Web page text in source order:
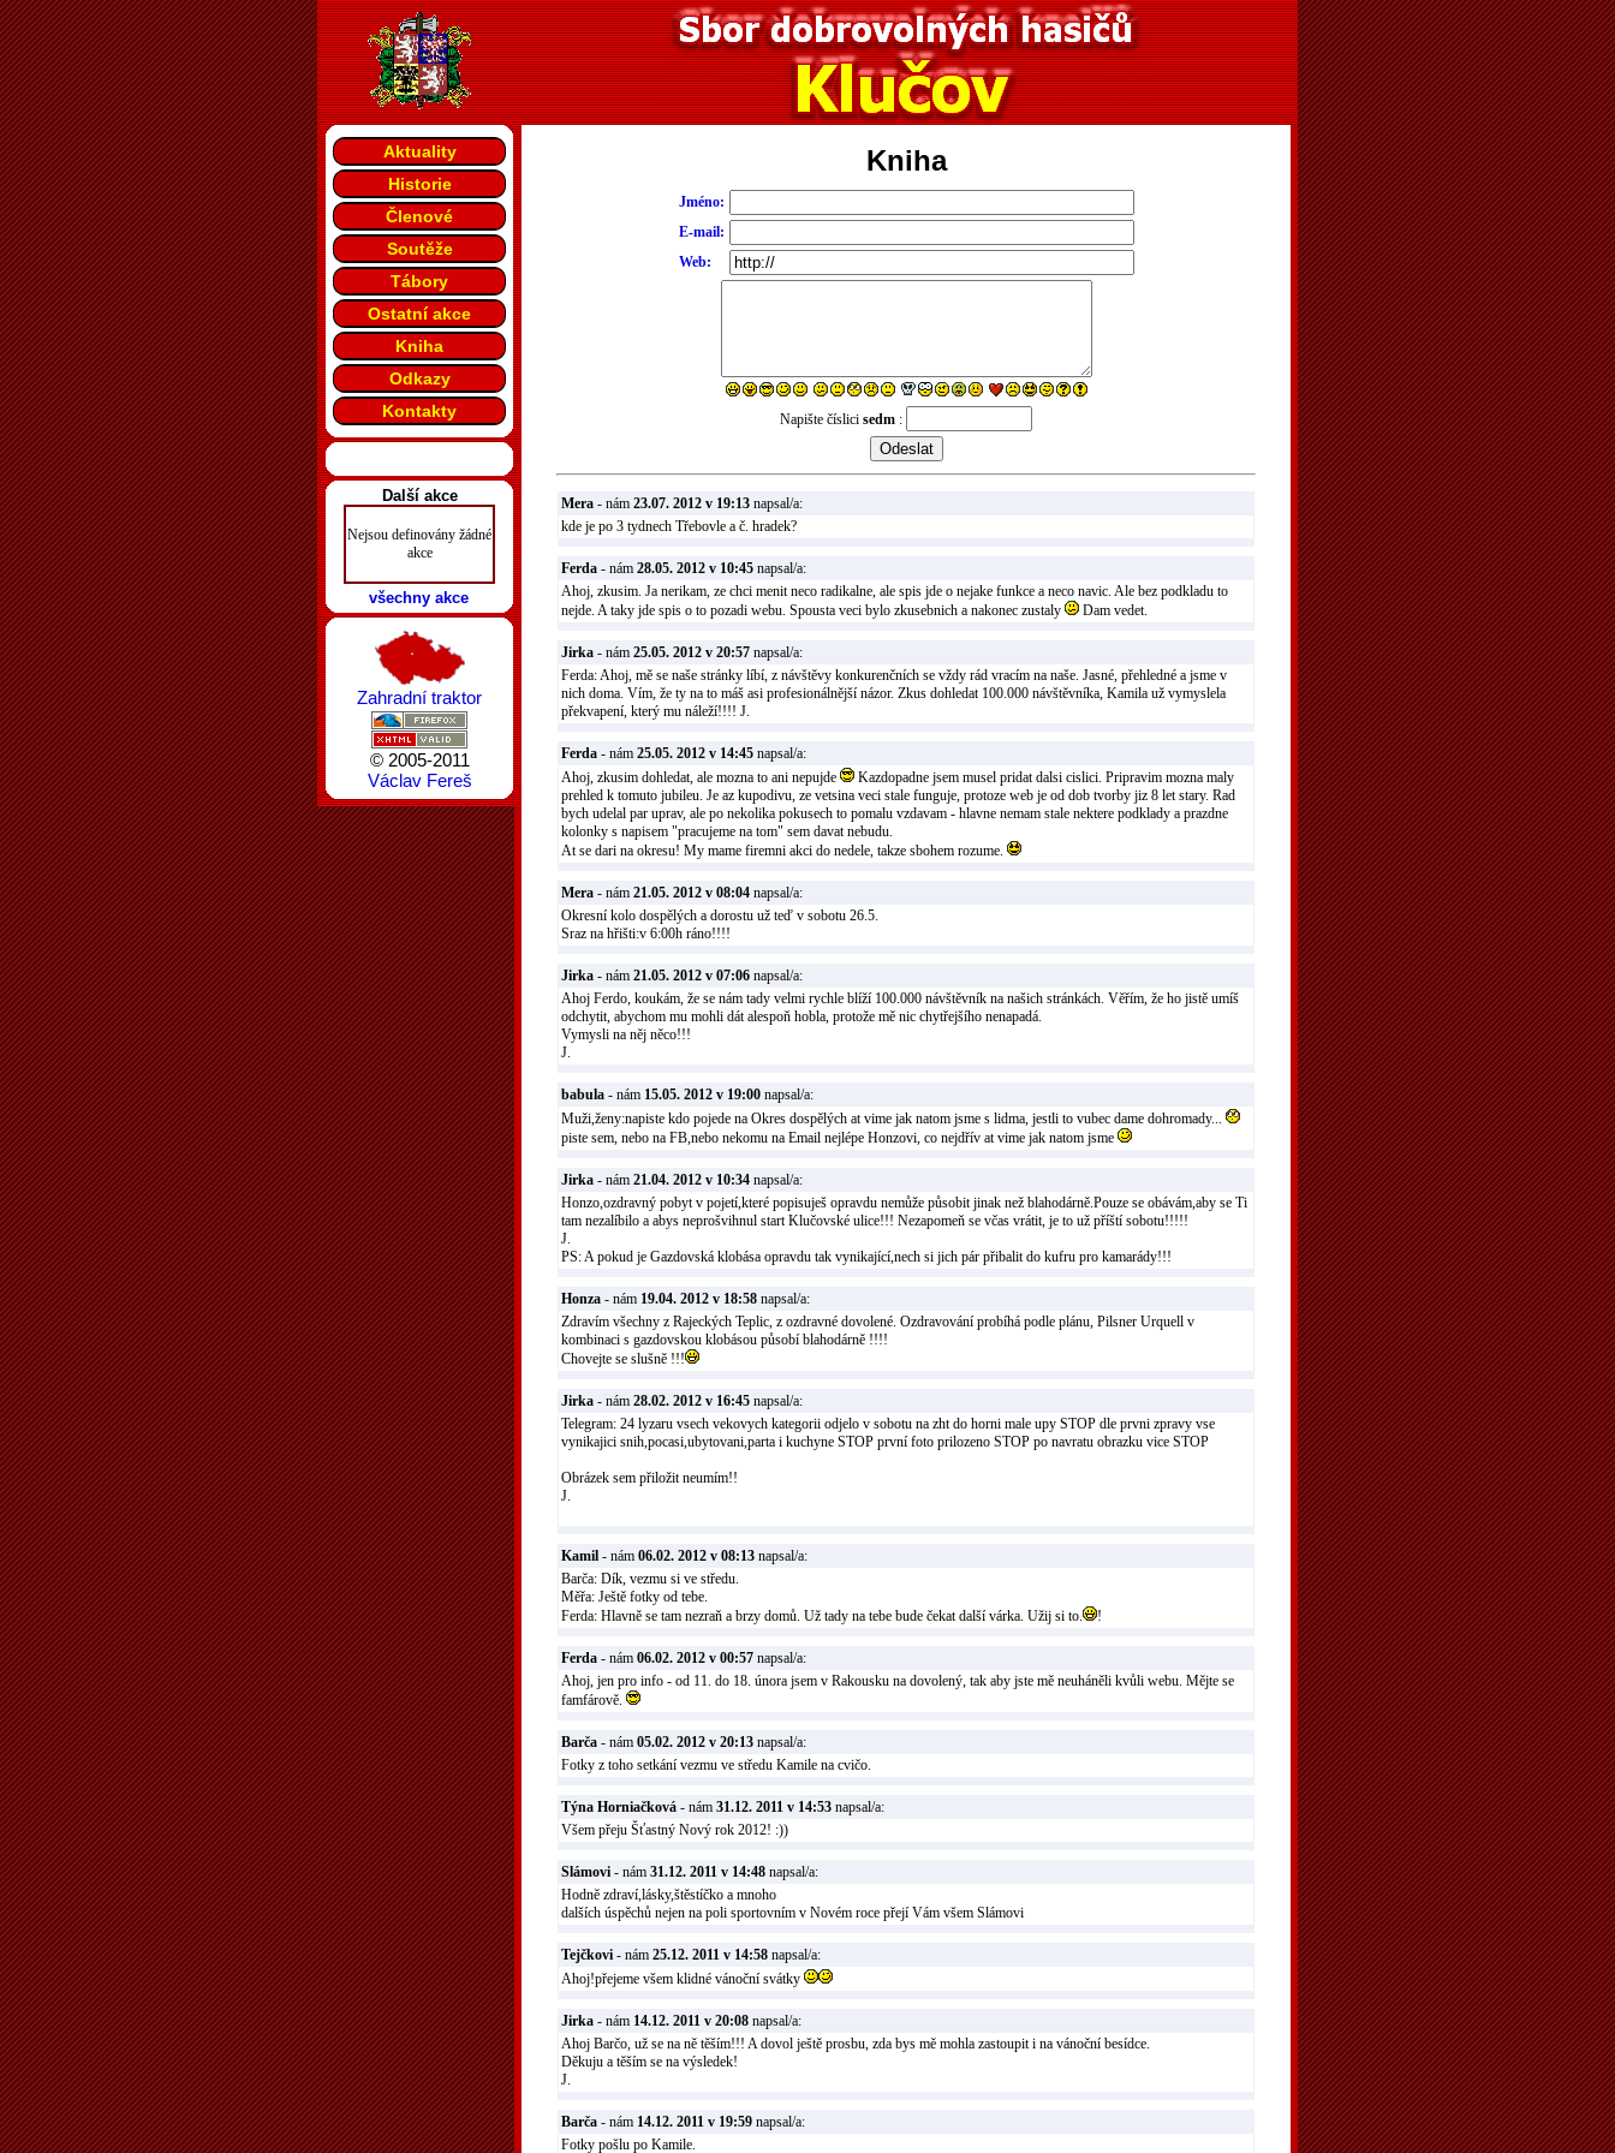
Kniha
Jméno:
E-mail:
Web:
Napište číslici sedm :
Mera - nám 23.07. 2012 v 19:13 napsal/a:
kde je po 3 tydnech Třebovle a č. hradek?
Ferda - nám 28.05. 2012 v 10:45 napsal/a:
Ahoj, zkusim. Ja nerikam, ze chci menit neco radikalne, ale spis jde o nejake funkce a neco navic. Ale bez podkladu to
nejde. A taky jde spis o to pozadi webu. Spousta veci bylo zkusebnich a nakonec zustaly
Dam vedet.
Jirka - nám 25.05. 2012 v 20:57 napsal/a:
Ferda: Ahoj, mě se naše stránky líbí, z návštěvy konkurenčních se vždy rád vracím na naše. Jasné, přehledné a jsme v
nich doma. Vím, že ty na to máš asi profesionálnější názor. Zkus dohledat 100.000 návštěvníka, Kamila už vymyslela
překvapení, který mu náleží!!!! J.
Ferda - nám 25.05. 2012 v 14:45 napsal/a:
Ahoj, zkusim dohledat, ale mozna to ani nepujde
Kazdopadne jsem musel pridat dalsi cislici. Pripravim mozna maly
prehled k tomuto jubileu. Je az kupodivu, ze vetsina veci stale funguje, protoze web je od dob tvorby jiz 8 let stary. Rad
bych udelal par uprav, ale po nekolika pokusech to pomalu vzdavam - hlavne nemam stale nektere podklady a prazdne
kolonky s napisem "pracujeme na tom" sem davat nebudu.
At se dari na okresu! My mame firemni akci do nedele, takze sbohem rozume.
Mera - nám 21.05. 2012 v 08:04 napsal/a:
Okresní kolo dospělých a dorostu už teď v sobotu 26.5.
Sraz na hřišti:v 6:00h ráno!!!!
Jirka - nám 21.05. 2012 v 07:06 napsal/a:
Ahoj Ferdo, koukám, že se nám tady velmi rychle blíží 100.000 návštěvník na našich stránkách. Věřím, že ho jistě umíš
odchytit, abychom mu mohli dát alespoň hobla, protože mě nic chytřejšího nenapadá.
Vymysli na něj něco!!!
J.
babula - nám 15.05. 2012 v 19:00 napsal/a:
Muži,ženy:napiste kdo pojede na Okres dospělých at vime jak natom jsme s lidma, jestli to vubec dame dohromady...
piste sem, nebo na FB,nebo nekomu na Email nejlépe Honzovi, co nejdřív at vime jak natom jsme
Jirka - nám 21.04. 2012 v 10:34 napsal/a:
Honzo,ozdravný pobyt v pojetí,které popisuješ opravdu nemůže působit jinak než blahodárně.Pouze se obávám,aby se Ti
tam nezalíbilo a abys neprošvihnul start Klučovské ulice!!! Nezapomeň se včas vrátit, je to už příští sobotu!!!!!
J.
PS: A pokud je Gazdovská klobása opravdu tak vynikající,nech si jich pár přibalit do kufru pro kamarády!!!
Honza - nám 19.04. 2012 v 18:58 napsal/a:
Zdravím všechny z Rajeckých Teplic, z ozdravné dovolené. Ozdravování probíhá podle plánu, Pilsner Urquell v
kombinaci s gazdovskou klobásou působí blahodárně !!!!
Chovejte se slušně !!!
Jirka - nám 28.02. 2012 v 16:45 napsal/a:
Telegram: 24 lyzaru vsech vekovych kategorii odjelo v sobotu na zht do horni male upy STOP dle prvni zpravy vse
vynikajici snih,pocasi,ubytovani,parta i kuchyne STOP první foto prilozeno STOP po navratu obrazku vice STOP
Obrázek sem přiložit neumím!!
J.
Kamil - nám 06.02. 2012 v 08:13 napsal/a:
Barča: Dík, vezmu si ve středu.
Měřa: Ještě fotky od tebe.
Ferda: Hlavně se tam nezraň a brzy domů. Už tady na tebe bude čekat další várka. Užij si to.
!
Ferda - nám 06.02. 2012 v 00:57 napsal/a:
Ahoj, jen pro info - od 11. do 18. února jsem v Rakousku na dovolený, tak aby jste mě neuháněli kvůli webu. Mějte se
famfárově.
Barča - nám 05.02. 2012 v 20:13 napsal/a:
Fotky z toho setkání vezmu ve středu Kamile na cvičo.
Týna Horniačková - nám 31.12. 2011 v 14:53 napsal/a:
Všem přeju Šťastný Nový rok 2012! :))
Slámovi - nám 31.12. 2011 v 14:48 napsal/a:
Hodně zdraví,lásky,štěstíčko a mnoho
dalších úspěchů nejen na poli sportovním v Novém roce přejí Vám všem Slámovi
Tejčkovi - nám 25.12. 2011 v 14:58 napsal/a:
Ahoj!přejeme všem klidné vánoční svátky
Jirka - nám 14.12. 2011 v 20:08 napsal/a:
Ahoj Barčo, už se na ně těším!!! A dovol ještě prosbu, zda bys mě mohla zastoupit i na vánoční besídce.
Děkuju a těším se na výsledek!
J.
Barča - nám 14.12. 2011 v 19:59 napsal/a:
Fotky pošlu po Kamile.
Aktuality
Historie
Členové
Soutěže
Tábory
Ostatní akce
Kniha
Odkazy
Kontakty
Další akce
Nejsou definovány žádné
akce
všechny akce
Zahradní traktor
© 2005-2011
Václav Fereš